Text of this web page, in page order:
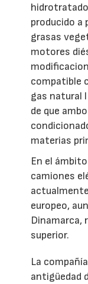
producido a
grasas
motores
compatible
gas natural
de que
materias
En el
camiones
europeo,
Dinamarca,
superior.
La
antigüedad